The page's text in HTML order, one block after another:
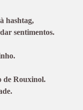
hashtag,
sentimentos.
de Rouxinol.